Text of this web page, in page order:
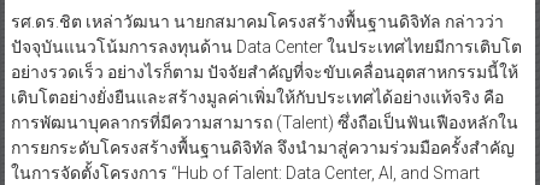
รศ.ดร.ชิต เหล่าวัฒนา นายกสมาคมโครงสร้างพื้นฐานดิจิทัล กล่าวว่า
ปัจจุบันแนวโน้มการลงทุนด้าน Data Center ในประเทศไทยมีการเติบโต
อย่างรวดเร็ว อย่างไรก็ตาม ปัจจัยสำคัญที่จะขับเคลื่อนอุตสาหกรรมนี้ให้
เติบโตอย่างยั่งยืนและสร้างมูลค่าเพิ่มให้กับประเทศได้อย่างแท้จริง คือ
การพัฒนาบุคลากรที่มีความสามารถ (Talent) ซึ่งถือเป็นฟันเฟืองหลักใน
การยกระดับโครงสร้างพื้นฐานดิจิทัล จึงนำมาสู่ความร่วมมือครั้งสำคัญ
ในการจัดตั้งโครงการ “Hub of Talent: Data Center, AI, and Smart